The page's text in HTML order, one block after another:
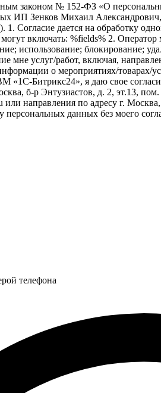
законом № 152-ФЗ «О
ИП Зенков Михаил
Согласие дается на обработку
включать: %fields% 2. Оператор
использование; блокирование;
мне услуг/работ, включая,
о мероприятиях/товарах/
Битрикс24», я даю свое
б-р Энтузиастов, д. 2, эт.13,
направления по адресу г.
персональных данных без моего
телефона